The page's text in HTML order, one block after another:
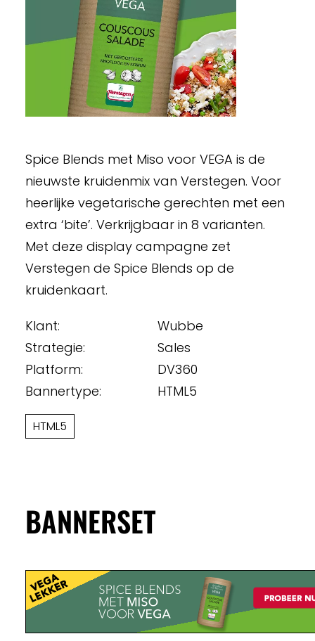
Spice Blends met Miso voor VEGA is de
nieuwste kruidenmix van Verstegen. Voor
heerlijke vegetarische gerechten met een
extra ‘bite’. Verkrijgbaar in 8 varianten.
Met deze display campagne zet
Verstegen de Spice Blends op de
kruidenkaart.
Klant:
Wubbe
Strategie:
Sales
Platform:
DV360
Bannertype:
HTML5
HTML5
BANNERSET